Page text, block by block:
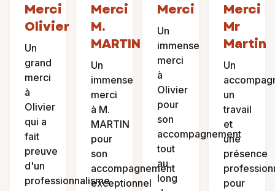
Merci
Olivier
Un
grand
merci
à
Olivier
qui a
fait
preuve
d'un
professionnalisme
Merci
M.
MARTIN
Un
immense
merci
à M.
MARTIN
pour
son
accompagnement
exceptionnel
Merci
Un
immense
merci
à
Olivier
pour
son
accompagnement
tout
au
long
Merci
Mr
Martin
Un
un
travail
et
une
présence
pour